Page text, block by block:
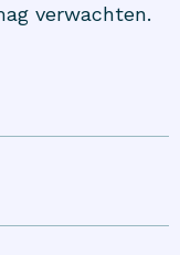
verwachten.